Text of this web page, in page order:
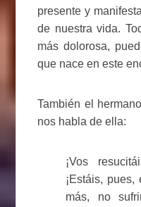
presente y
de nuestra vida.
más dolorosa,
que nace en este
También el
nos habla de ella:
¡Vos
¡Estáis,
más, no